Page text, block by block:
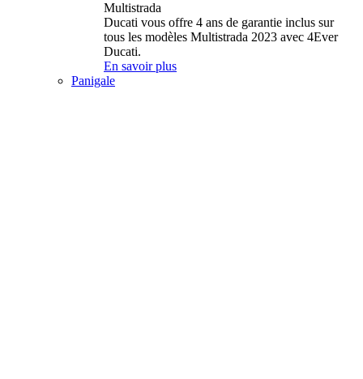
Multistrada
Ducati vous offre 4 ans de garantie inclus sur
tous les modèles Multistrada 2023 avec 4Ever
Ducati.
En savoir plus
Panigale